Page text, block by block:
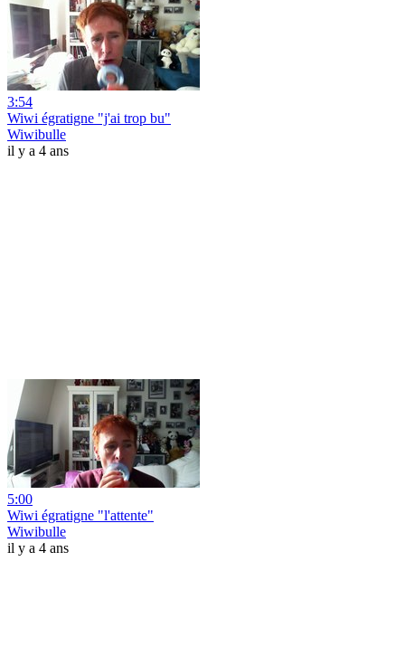
3:54
Wiwi égratigne "j'ai trop bu"
Wiwibulle
il y a 4 ans
5:00
Wiwi égratigne "l'attente"
Wiwibulle
il y a 4 ans